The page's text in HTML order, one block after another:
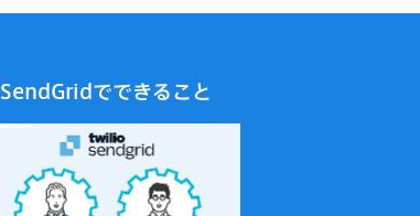
2025年11月
2025年8月
2025年7月
2025年6月
2025年5月
SendGridでできること